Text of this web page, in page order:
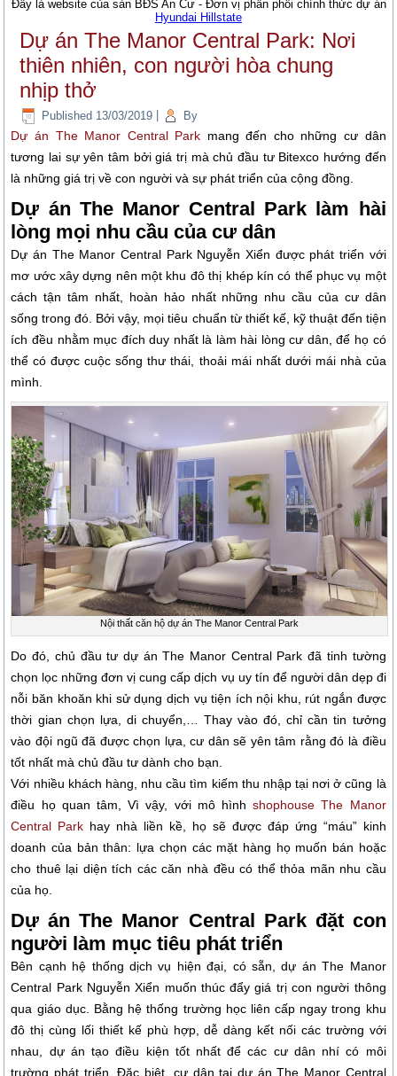
Đây là website của sàn BĐS An Cư - Đơn vị phân phối chính thức dự án
Hyundai Hillstate
Dự án The Manor Central Park: Nơi
thiên nhiên, con người hòa chung
nhịp thở
Published 13/03/2019 By
Dự án The Manor Central Park mang đến cho những cư dân
tương lai sự yên tâm bởi giá trị mà chủ đầu tư Bitexco hướng đến
là những giá trị về con người và sự phát triển của cộng đồng.
Dự án The Manor Central Park làm hài
lòng mọi nhu cầu của cư dân
Dự án The Manor Central Park Nguyễn Xiển được phát triển với
mơ ước xây dựng nên một khu đô thị khép kín có thể phục vụ một
cách tận tâm nhất, hoàn hảo nhất những nhu cầu của cư dân
sống trong đó. Bởi vậy, mọi tiêu chuẩn từ thiết kế, kỹ thuật đến tiện
ích đều nhằm mục đích duy nhất là làm hài lòng cư dân, để họ có
thể có được cuộc sống thư thái, thoải mái nhất dưới mái nhà của
mình.
Nội thất căn hộ dự án The Manor Central Park
Do đó, chủ đầu tư dự án The Manor Central Park đã tinh tường
chọn lọc những đơn vị cung cấp dịch vụ uy tín để người dân dẹp đi
nỗi băn khoăn khi sử dụng dịch vụ tiện ích nội khu, rút ngắn được
thời gian chọn lựa, di chuyển,… Thay vào đó, chỉ cần tin tưởng
vào đội ngũ đã được chọn lựa, cư dân sẽ yên tâm rằng đó là điều
tốt nhất mà chủ đầu tư dành cho bạn.
Với nhiều khách hàng, nhu cầu tìm kiếm thu nhập tại nơi ở cũng là
điều họ quan tâm, Vì vậy, với mô hìnhshophouse The Manor
Central Park hay nhà liền kề, họ sẽ được đáp ứng “máu” kinh
doanh của bản thân: lựa chọn các mặt hàng họ muốn bán hoặc
cho thuê lại diện tích các căn nhà đều có thể thỏa mãn nhu cầu
của họ.
Dự án The Manor Central Park đặt con
người làm mục tiêu phát triển
Bên cạnh hệ thống dịch vụ hiện đại, có sẵn, dự án The Manor
Central Park Nguyễn Xiển muốn thúc đẩy giá trị con người thông
qua giáo dục. Bằng hệ thống trường học liên cấp ngay trong khu
đô thị cùng lối thiết kế phù hợp, dễ dàng kết nối các trường với
nhau, dự án tạo điều kiện tốt nhất để các cư dân nhí có môi
trường phát triển. Đặc biệt, cư dân tại dự án The Manor Central